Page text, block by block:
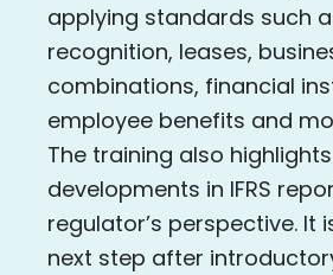
applying standards such
recognition, leases,
combinations, financial
employee benefits and
The training also
developments in IFRS
regulator’s perspective. It
next step after